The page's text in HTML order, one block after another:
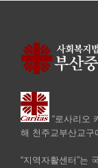
“로사리오
해 천주교부산교구
“지역자활센터”는